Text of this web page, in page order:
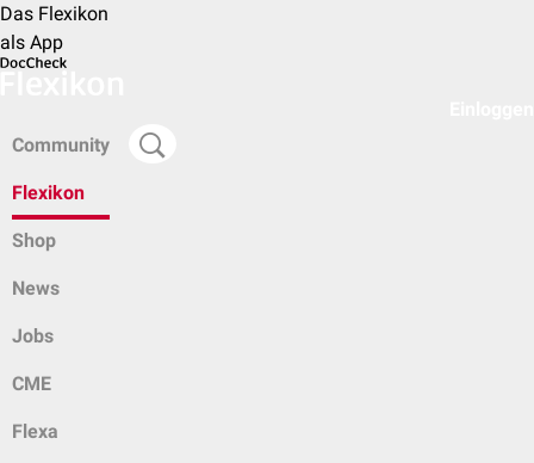
Das Flexikon
als App
Community
Flexikon
Shop
News
Jobs
CME
Flexa